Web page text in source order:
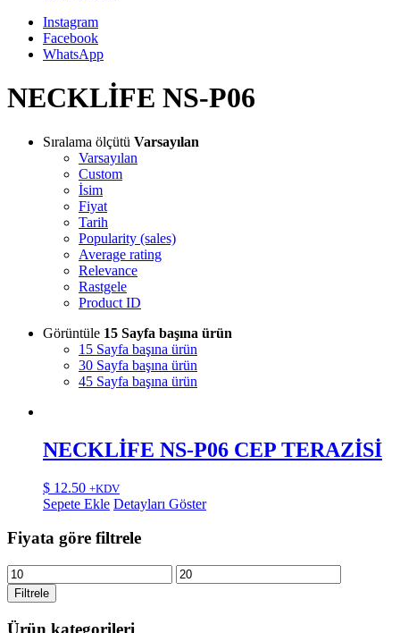
Instagram
Facebook
WhatsApp
NECKLİFE NS-P06
Sıralama ölçütü Varsayılan
Varsayılan
Custom
İsim
Fiyat
Tarih
Popularity (sales)
Average rating
Relevance
Rastgele
Product ID
Görüntüle 15 Sayfa başına ürün
15 Sayfa başına ürün
30 Sayfa başına ürün
45 Sayfa başına ürün
NECKLİFE NS-P06 CEP TERAZİSİ
$ 12.50 +KDV
Sepete Ekle Detayları Göster
Fiyata göre filtrele
En
düşük
fiyat
En
yüksek
Filtrele
Ürün kategorileri